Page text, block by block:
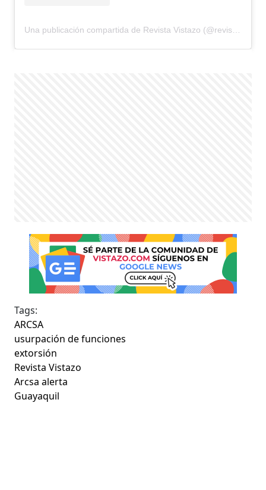
Tags:
ARCSA
usurpación de funciones
extorsión
Revista Vistazo
Arcsa alerta
Guayaquil